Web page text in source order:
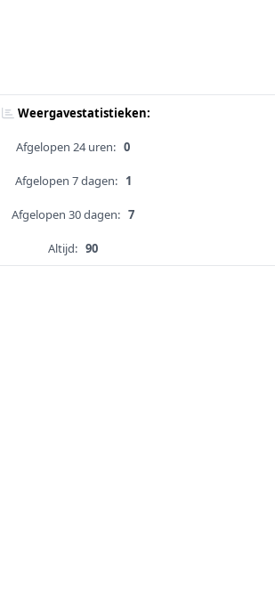
Weergavestatistieken:
Afgelopen 24 uren: 0
Afgelopen 7 dagen: 1
Afgelopen 30 dagen: 7
Altijd: 90